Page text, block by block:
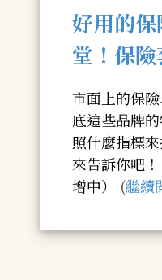
好用的
堂！保
市面上的保
底這些品牌
照什麼指標
來告訴你吧
增中）
(繼續